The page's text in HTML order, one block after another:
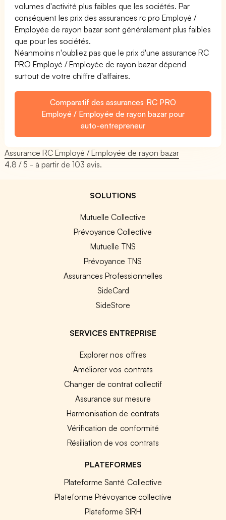
volumes d'activité plus faibles que les sociétés. Par
conséquent les prix des assurances rc pro Employé /
Employée de rayon bazar sont généralement plus faibles
que pour les sociétés.
Néanmoins n'oubliez pas que le prix d'une assurance RC
PRO Employé / Employée de rayon bazar dépend
surtout de votre chiffre d'affaires.
Comparatif des assurances RC PRO
Employé / Employée de rayon bazar pour
auto-entrepreneur
Assurance RC Employé / Employée de rayon bazar
4.8 / 5 - à partir de103 avis.
SOLUTIONS
Mutuelle Collective
Prévoyance Collective
Mutuelle TNS
Prévoyance TNS
Assurances Professionnelles
SideCard
SideStore
SERVICES ENTREPRISE
Explorer nos offres
Améliorer vos contrats
Changer de contrat collectif
Assurance sur mesure
Harmonisation de contrats
Vérification de conformité
Résiliation de vos contrats
PLATEFORMES
Plateforme Santé Collective
Plateforme Prévoyance collective
Plateforme SIRH